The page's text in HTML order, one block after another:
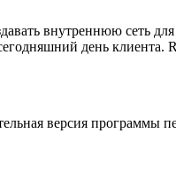
внутреннюю сеть
день клиента.
версия программы